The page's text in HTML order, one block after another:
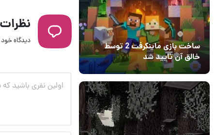
ساخت بازی ماینکرفت 2 توسط
خالق آن تایید شد
۱
04 آبان 1403
نظرات
دیدگاه خود